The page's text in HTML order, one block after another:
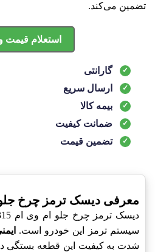
تضمین می‌کند.
استعلام قیمت
گارانتی
ارسال سریع
بیمه کالا
ضمانت کیفیت
تضمین قیمت
معرفی ديسک ترمز چرخ جلو
سیستم ترمز این خودرو است.
شدت به کیفیت این قطعه بستگی